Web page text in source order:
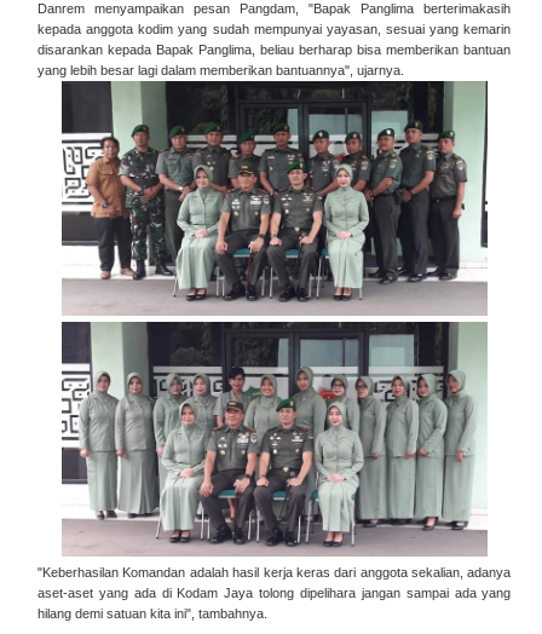
Danrem menyampaikan pesan Pangdam, "Bapak Panglima berterimakasih
kepada anggota kodim yang sudah mempunyai yayasan, sesuai yang kemarin
disarankan kepada Bapak Panglima, beliau berharap bisa memberikan bantuan
yang lebih besar lagi dalam memberikan bantuannya", ujarnya.
"Keberhasilan Komandan adalah hasil kerja keras dari anggota sekalian, adanya
aset-aset yang ada di Kodam Jaya tolong dipelihara jangan sampai ada yang
hilang demi satuan kita ini", tambahnya.